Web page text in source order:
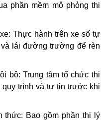
phần mềm mô phỏng thi
Thực hành trên xe số tự
lái đường trường để rèn
bộ: Trung tâm tổ chức thi
trình và tự tin trước khi
thức: Bao gồm phần thi lý